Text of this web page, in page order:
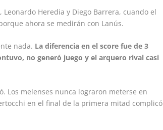
Heredia y Diego Barrera, cuando el
ahora se medirán con Lanús.
nada. La diferencia en el score fue de 3
no generó juego y el arquero rival casi
Los melenses nunca lograron meterse en
en el final de la primera mitad complicó